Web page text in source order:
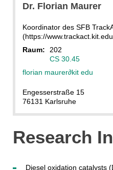
Dr. Florian Maurer
Koordinator des SFB
(https://
Raum:
202
CS 30.45
florian maurer∂kit edu
Engesserstraße 15
76131 Karlsruhe
Research
Diesel oxidation catalysts